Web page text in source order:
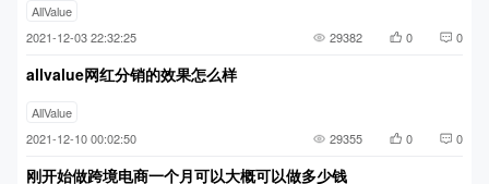
AllValue
2021-12-03 22:32:25
29382 0 0
allvalue网红分销的效果怎么样
AllValue
2021-12-10 00:02:50
29355 0 0
刚开始做跨境电商一个月可以大概可以做多少钱